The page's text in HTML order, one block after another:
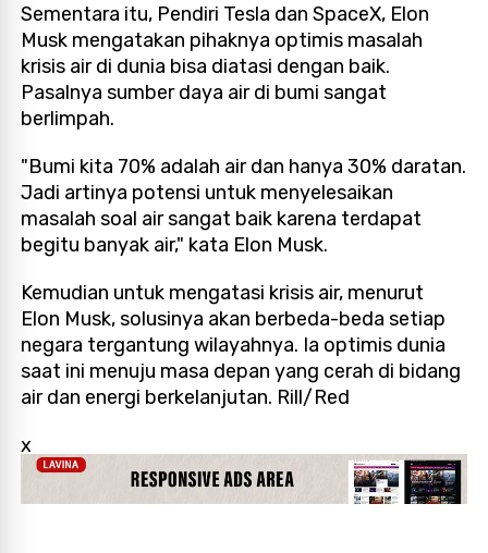
Sementara itu, Pendiri Tesla dan SpaceX, Elon
Musk mengatakan pihaknya optimis masalah
krisis air di dunia bisa diatasi dengan baik.
Pasalnya sumber daya air di bumi sangat
berlimpah.
"Bumi kita 70% adalah air dan hanya 30% daratan.
Jadi artinya potensi untuk menyelesaikan
masalah soal air sangat baik karena terdapat
begitu banyak air," kata Elon Musk.
Kemudian untuk mengatasi krisis air, menurut
Elon Musk, solusinya akan berbeda-beda setiap
negara tergantung wilayahnya. Ia optimis dunia
saat ini menuju masa depan yang cerah di bidang
air dan energi berkelanjutan. Rill/Red
x